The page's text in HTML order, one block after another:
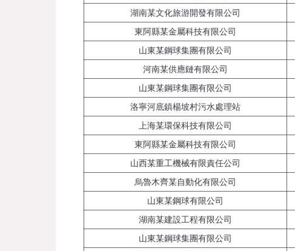
湖南某文化旅游開發有限公司
東阿縣某金屬科技有限公司
山東某鋼球集團有限公司
河南某供應鏈有限公司
山東某鋼球集團有限公司
洛寧河底鎮楊坡村污水處理站
上海某環保科技有限公司
東阿縣某金屬科技有限公司
山西某重工機械有限責任公司
烏魯木齊某自動化有限公司
山東某鋼球有限公司
湖南某建設工程有限公司
山東某鋼球集團有限公司